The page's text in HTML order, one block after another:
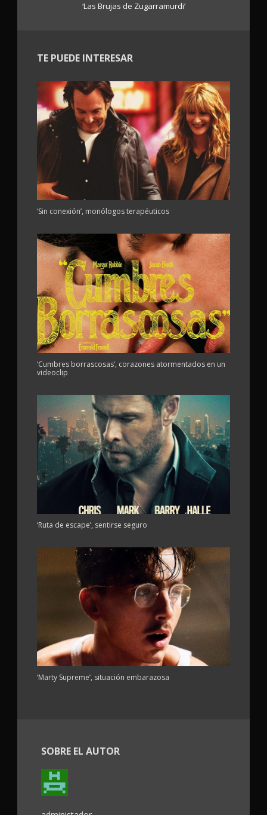
‘Las Brujas de Zugarramurdi’
TE PUEDE INTERESAR
‘Sin conexión’, monólogos terapéuticos
‘Cumbres borrascosas’, corazones atormentados en un
videoclip
‘Ruta de escape’, sentirse seguro
‘Marty Supreme’, situación embarazosa
SOBRE EL AUTOR